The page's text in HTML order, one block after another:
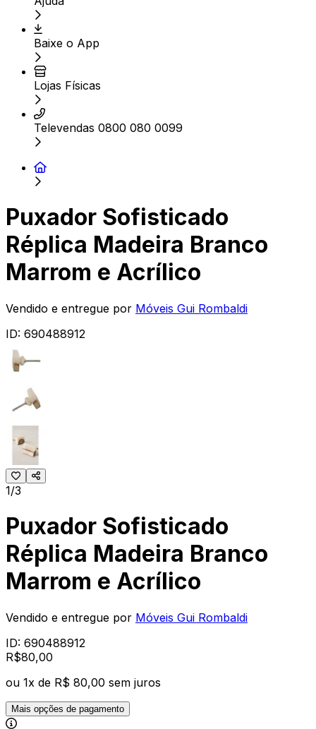
Baixe o App
Lojas Físicas
Televendas 0800 080 0099
Puxador Sofisticado
Réplica Madeira Branco
Marrom e Acrílico
Vendido e entregue por Móveis Gui Rombaldi
ID: 690488912
1/3
Puxador Sofisticado
Réplica Madeira Branco
Marrom e Acrílico
Vendido e entregue por Móveis Gui Rombaldi
ID: 690488912
R$80,00
ou 1x de R$ 80,00 sem juros
Mais opções de pagamento